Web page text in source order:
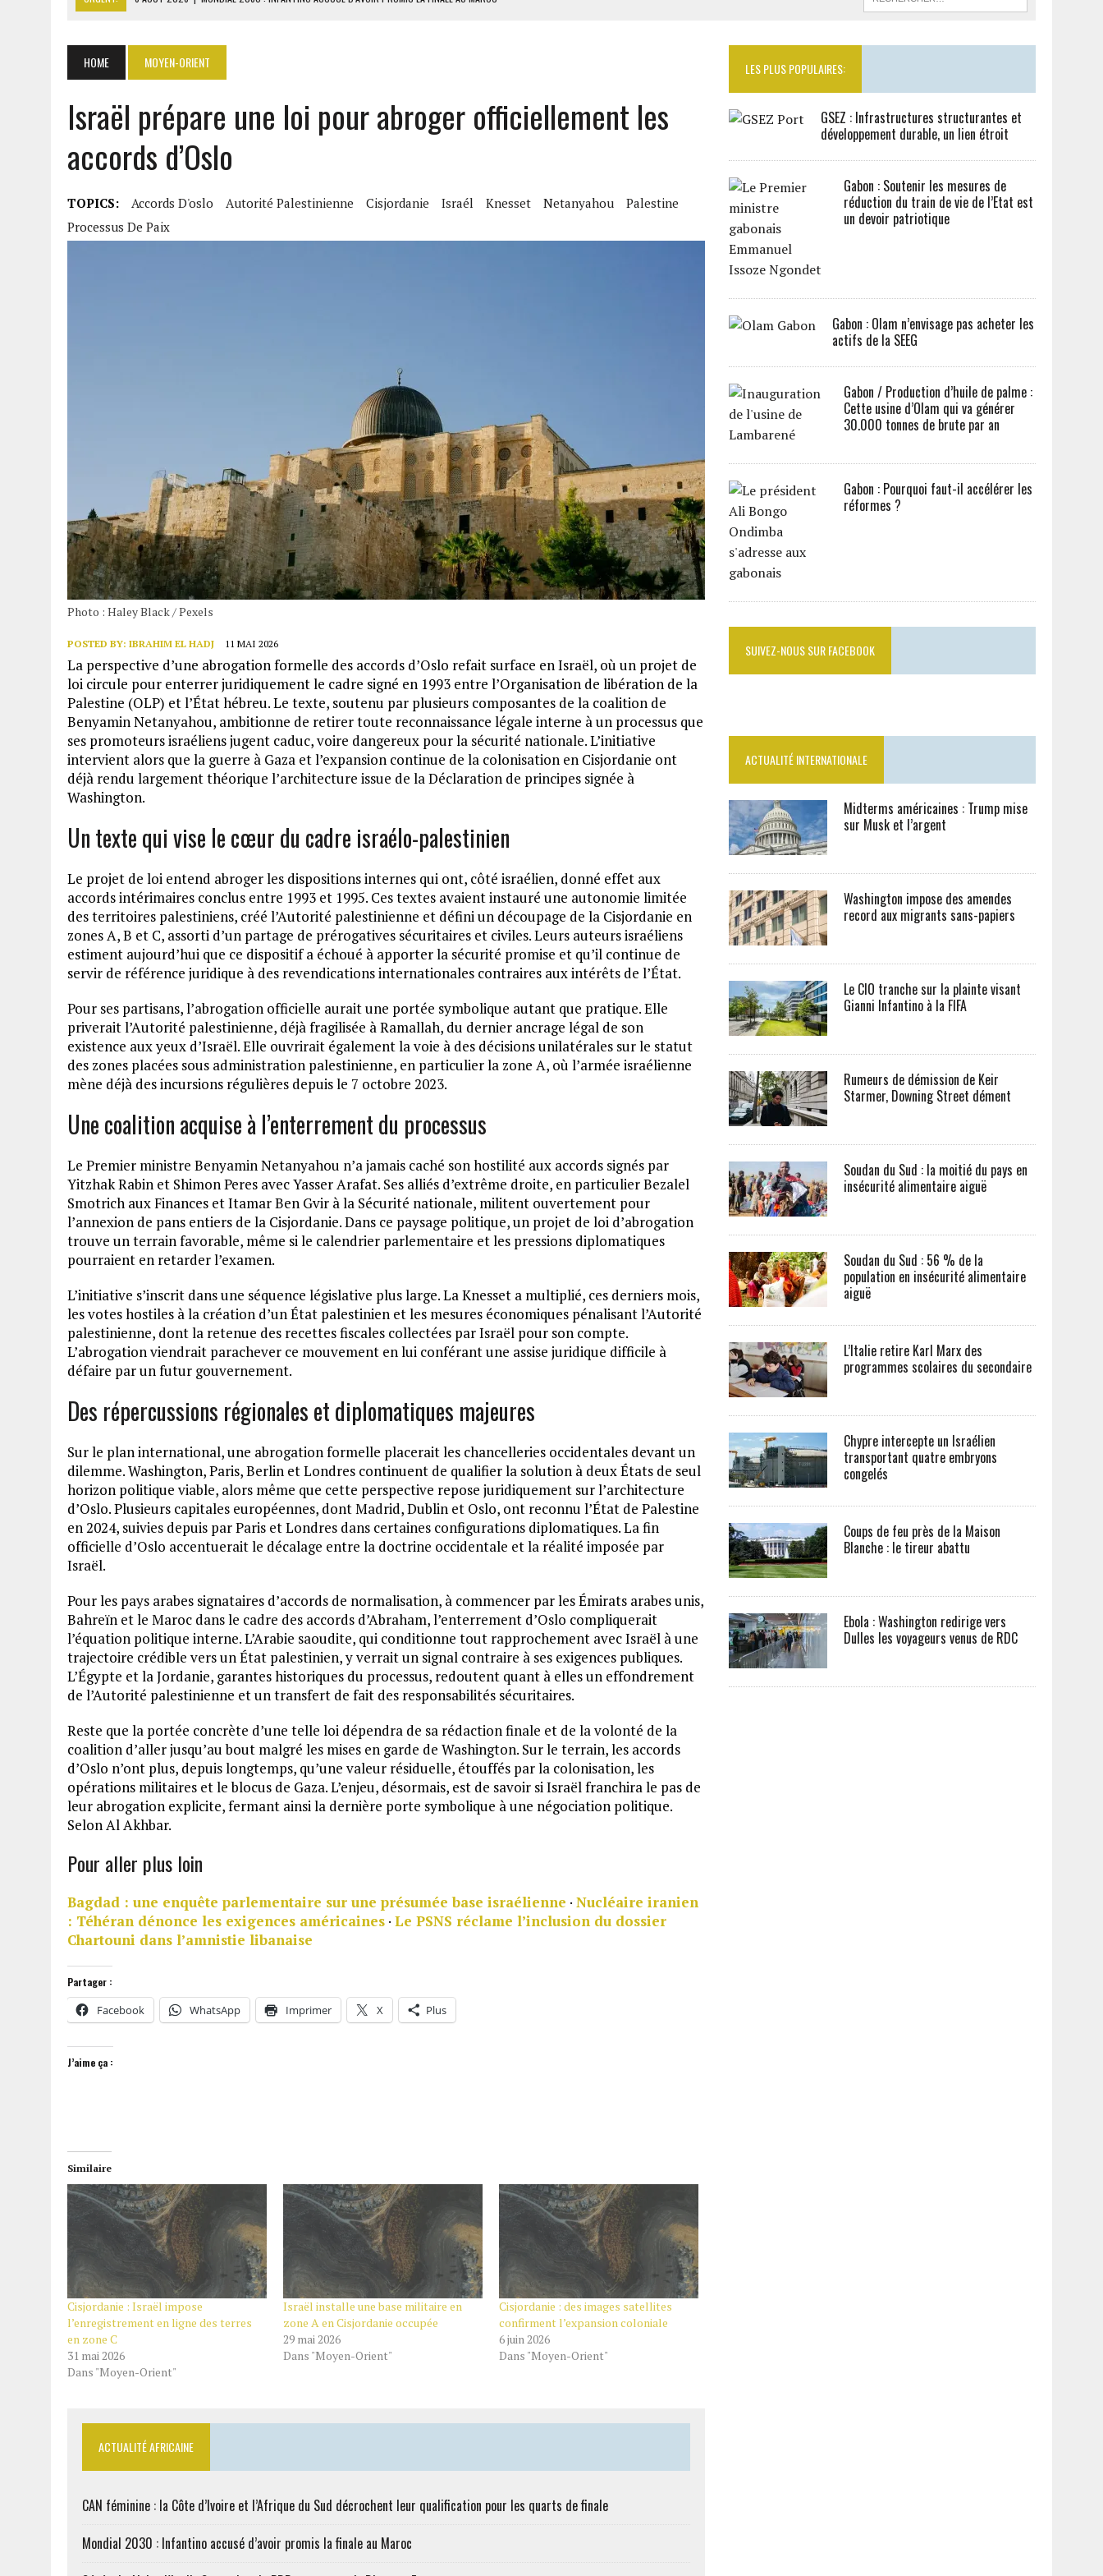
6 AOÛT 2026 | CÔTE D’IVOIRE-UE : 1 074 LIGNES TARIFAIRES DANS LA 4E PHASE DE L’APE
6 AOÛT 2026
LA BANQUE MONDIALE ACCORDE 340 MILLIARDS FCFA AU SÉNÉGAL
HOME MOYEN-ORIENT
Israël prépare une loi pour abroger officiellement les
accords d’Oslo
TOPICS: Accords D'oslo Autorité Palestinienne Cisjordanie Israél Knesset Netanyahou
Palestine
Processus De Paix
Photo : Haley Black / Pexels
POSTED BY: IBRAHIM EL HADJ 11 MAI 2026
La perspective d’une abrogation formelle des accords d’Oslo refait surface en Israël, où un projet de
loi circule pour enterrer juridiquement le cadre signé en 1993 entre l’Organisation de libération de la
Palestine (OLP) et l’État hébreu. Le texte, soutenu par plusieurs composantes de la coalition de
Benyamin Netanyahou, ambitionne de retirer toute reconnaissance légale interne à un processus que
ses promoteurs israéliens jugent caduc, voire dangereux pour la sécurité nationale. L’initiative
intervient alors que la guerre à Gaza et l’expansion continue de la colonisation en Cisjordanie ont
déjà rendu largement théorique l’architecture issue de la Déclaration de principes signée à
Washington.
Un texte qui vise le cœur du cadre israélo-palestinien
Le projet de loi entend abroger les dispositions internes qui ont, côté israélien, donné effet aux
accords intérimaires conclus entre 1993 et 1995. Ces textes avaient instauré une autonomie limitée
des territoires palestiniens, créé l’Autorité palestinienne et défini un découpage de la Cisjordanie en
zones A, B et C, assorti d’un partage de prérogatives sécuritaires et civiles. Leurs auteurs israéliens
estiment aujourd’hui que ce dispositif a échoué à apporter la sécurité promise et qu’il continue de
servir de référence juridique à des revendications internationales contraires aux intérêts de l’État.
Pour ses partisans, l’abrogation officielle aurait une portée symbolique autant que pratique. Elle
priverait l’Autorité palestinienne, déjà fragilisée à Ramallah, du dernier ancrage légal de son
existence aux yeux d’Israël. Elle ouvrirait également la voie à des décisions unilatérales sur le statut
des zones placées sous administration palestinienne, en particulier la zone A, où l’armée israélienne
mène déjà des incursions régulières depuis le 7 octobre 2023.
Une coalition acquise à l’enterrement du processus
Le Premier ministre Benyamin Netanyahou n’a jamais caché son hostilité aux accords signés par
Yitzhak Rabin et Shimon Peres avec Yasser Arafat. Ses alliés d’extrême droite, en particulier Bezalel
Smotrich aux Finances et Itamar Ben Gvir à la Sécurité nationale, militent ouvertement pour
l’annexion de pans entiers de la Cisjordanie. Dans ce paysage politique, un projet de loi d’abrogation
trouve un terrain favorable, même si le calendrier parlementaire et les pressions diplomatiques
pourraient en retarder l’examen.
L’initiative s’inscrit dans une séquence législative plus large. La Knesset a multiplié, ces derniers mois,
les votes hostiles à la création d’un État palestinien et les mesures économiques pénalisant l’Autorité
palestinienne, dont la retenue des recettes fiscales collectées par Israël pour son compte.
L’abrogation viendrait parachever ce mouvement en lui conférant une assise juridique difficile à
défaire par un futur gouvernement.
Des répercussions régionales et diplomatiques majeures
Sur le plan international, une abrogation formelle placerait les chancelleries occidentales devant un
dilemme. Washington, Paris, Berlin et Londres continuent de qualifier la solution à deux États de seul
horizon politique viable, alors même que cette perspective repose juridiquement sur l’architecture
d’Oslo. Plusieurs capitales européennes, dont Madrid, Dublin et Oslo, ont reconnu l’État de Palestine
en 2024, suivies depuis par Paris et Londres dans certaines configurations diplomatiques. La fin
officielle d’Oslo accentuerait le décalage entre la doctrine occidentale et la réalité imposée par
Israël.
Pour les pays arabes signataires d’accords de normalisation, à commencer par les Émirats arabes unis,
Bahreïn et le Maroc dans le cadre des accords d’Abraham, l’enterrement d’Oslo compliquerait
l’équation politique interne. L’Arabie saoudite, qui conditionne tout rapprochement avec Israël à une
trajectoire crédible vers un État palestinien, y verrait un signal contraire à ses exigences publiques.
L’Égypte et la Jordanie, garantes historiques du processus, redoutent quant à elles un effondrement
de l’Autorité palestinienne et un transfert de fait des responsabilités sécuritaires.
Reste que la portée concrète d’une telle loi dépendra de sa rédaction finale et de la volonté de la
coalition d’aller jusqu’au bout malgré les mises en garde de Washington. Sur le terrain, les accords
d’Oslo n’ont plus, depuis longtemps, qu’une valeur résiduelle, étouffés par la colonisation, les
opérations militaires et le blocus de Gaza. L’enjeu, désormais, est de savoir si Israël franchira le pas de
leur abrogation explicite, fermant ainsi la dernière porte symbolique à une négociation politique.
Selon Al Akhbar.
Pour aller plus loin
Bagdad : une enquête parlementaire sur une présumée base israélienne · Nucléaire iranien
: Téhéran dénonce les exigences américaines · Le PSNS réclame l’inclusion du dossier
Chartouni dans l’amnistie libanaise
Partager :
Facebook WhatsApp Imprimer X Plus
J’aime ça :
Similaire
Cisjordanie : Israël impose
l’enregistrement en ligne des terres
en zone C
31 mai 2026
Dans "Moyen-Orient"
Israël installe une base militaire en
zone A en Cisjordanie occupée
29 mai 2026
Dans "Moyen-Orient"
Cisjordanie : des images satellites
confirment l’expansion coloniale
6 juin 2026
Dans "Moyen-Orient"
ACTUALITÉ AFRICAINE
CAN féminine : la Côte d’Ivoire et l’Afrique du Sud décrochent leur qualification pour les quarts de finale
Mondial 2030 : Infantino accusé d’avoir promis la finale au Maroc
LES PLUS POPULAIRES:
GSEZ : Infrastructures structurantes et
développement durable, un lien étroit
Gabon : Soutenir les mesures de
réduction du train de vie de l’Etat est
un devoir patriotique
Gabon : Olam n’envisage pas acheter les
actifs de la SEEG
Gabon / Production d’huile de palme :
Cette usine d’Olam qui va générer
30.000 tonnes de brute par an
Gabon : Pourquoi faut-il accélérer les
réformes ?
SUIVEZ-NOUS SUR FACEBOOK
ACTUALITÉ INTERNATIONALE
Midterms américaines : Trump mise
sur Musk et l’argent
Washington impose des amendes
record aux migrants sans-papiers
Le CIO tranche sur la plainte visant
Gianni Infantino à la FIFA
Rumeurs de démission de Keir
Starmer, Downing Street dément
Soudan du Sud : la moitié du pays en
insécurité alimentaire aiguë
Soudan du Sud : 56 % de la
population en insécurité alimentaire
aiguë
L’Italie retire Karl Marx des
programmes scolaires du secondaire
Chypre intercepte un Israélien
transportant quatre embryons
congelés
Coups de feu près de la Maison
Blanche : le tireur abattu
Ebola : Washington redirige vers
Dulles les voyageurs venus de RDC